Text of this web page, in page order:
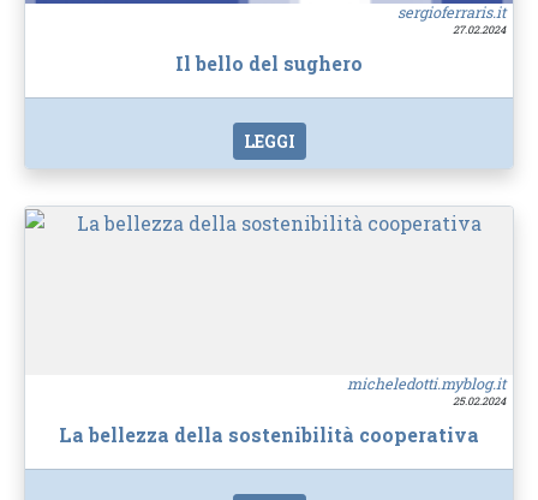
sergioferraris.it
27.02.2024
Il bello del sughero
LEGGI
micheledotti.myblog.it
25.02.2024
La bellezza della sostenibilità cooperativa